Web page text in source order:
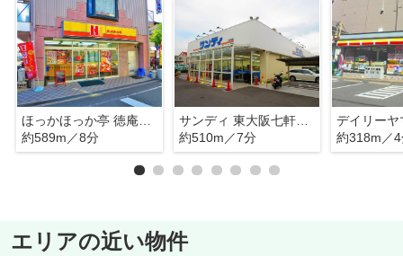
約589m／8分
サンディ 東大阪七軒家店
約510m／7分
約318m／
エリアの近い物件